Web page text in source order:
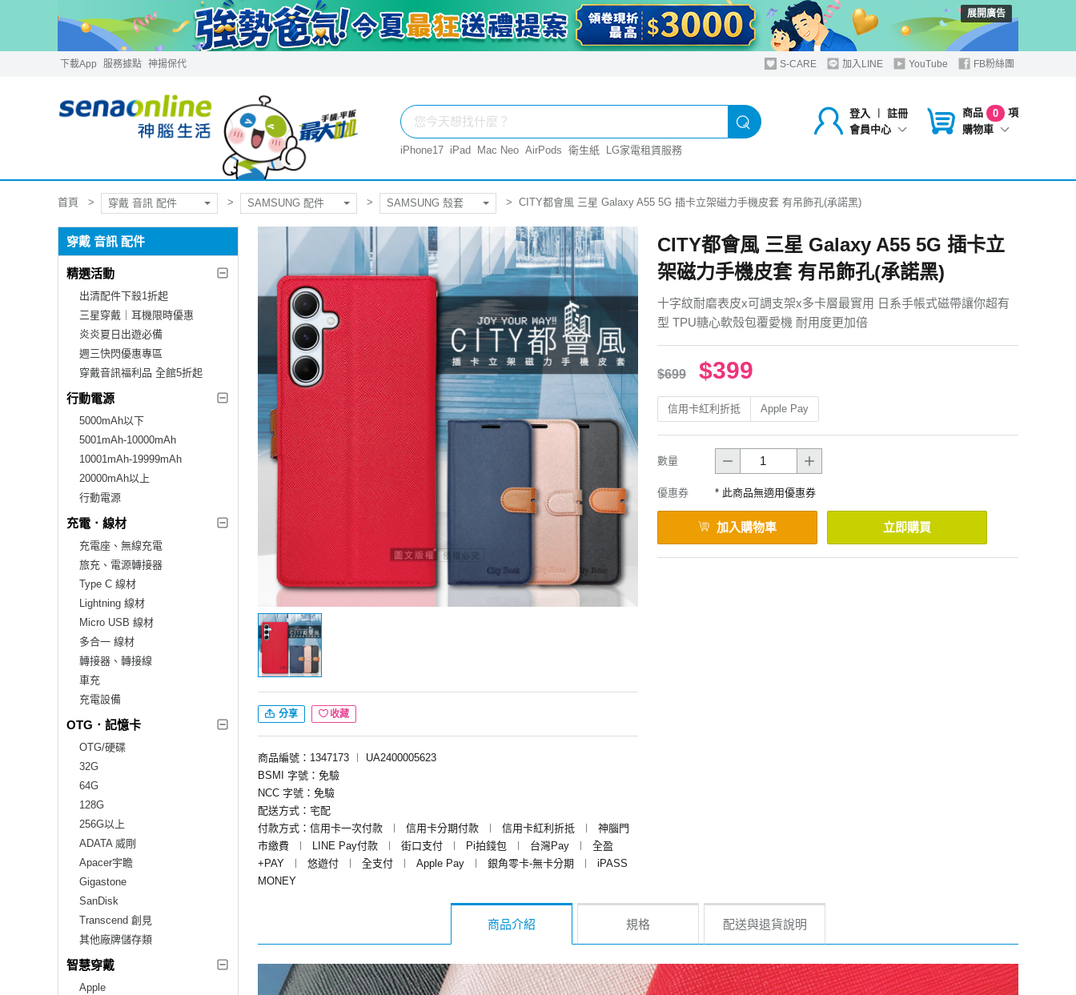
展開廣告
下載App 服務據點 神揚保代 S-CARE 加入LINE YouTube FB粉絲團
登入 ︱
註冊
會員中心
商品 0
項
購物車
iPhone17 iPad Mac Neo AirPods 衛生紙 LG家電租賃服務
首頁 穿戴 音訊 配件 SAMSUNG 配件 SAMSUNG 殼套 CITY都會風 三星 Galaxy A55 5G 插卡立架磁力手機皮套 有吊飾孔(承諾黑)
穿戴 音訊 配件
精選活動
出清配件下殺1折起
三星穿戴｜耳機限時優惠
炎炎夏日出遊必備
週三快閃優惠專區
穿戴音訊福利品 全館5折起
行動電源
5000mAh以下
5001mAh-10000mAh
10001mAh-19999mAh
20000mAh以上
行動電源
充電．線材
充電座、無線充電
旅充、電源轉接器
Type C 線材
Lightning 線材
Micro USB 線材
多合一 線材
轉接器、轉接線
車充
充電設備
OTG．記憶卡
OTG/硬碟
32G
64G
128G
256G以上
ADATA 威剛
Apacer宇瞻
Gigastone
SanDisk
Transcend 創見
其他廠牌儲存類
智慧穿戴
Apple
分享 收藏
商品編號：1347173 ︱
UA2400005623
BSMI 字號：免驗
NCC 字號：免驗
配送方式：宅配
付款方式：信用卡一次付款
︱ 信用卡分期付款 ︱ 信用卡紅利折抵 ︱
神腦門
市繳費
︱ LINE Pay付款 ︱ 街口支付 ︱ Pi拍錢包 ︱ 台灣Pay ︱
全盈
+PAY
︱ 悠遊付 ︱ 全支付 ︱ Apple Pay ︱ 銀角零卡-無卡分期 ︱
iPASS
MONEY
CITY都會風 三星 Galaxy A55 5G 插卡立
架磁力手機皮套 有吊飾孔(承諾黑)
十字紋耐磨表皮x可調支架x多卡層最實用 日系手帳式磁帶讓你超有
型 TPU糖心軟殼包覆愛機 耐用度更加倍
$699 $399
信用卡紅利折抵 Apple Pay
數量
優惠券 * 此商品無適用優惠券
加入購物車 立即購買
商品介紹 規格 配送與退貨說明